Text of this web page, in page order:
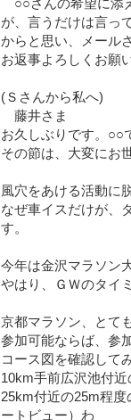
○○さんの希望に添
が、言うだけは言っ
からと思い、メール
お返事よろしくお願
(Ｓさんから私へ)
藤井さま
お久しぶりです。○○
その節は、大変にお
風穴をあける活動に
なぜ車イスだけが、
す。
今年は金沢マラソン
やはり、ＧＷのタイ
京都マラソン、とて
参加可能ならば、参
コース図を確認して
10km手前広沢池付
25km付近の25m程
ートビュー）わ